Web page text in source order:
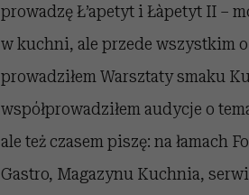
prowadzę Ł’apetyt i Ł`apetyt II –
w kuchni, ale przede wszystkim
prowadziłem Warsztaty smaku
współprowadziłem audycje o
ale też czasem piszę: na łamach
Gastro, Magazynu Kuchnia,